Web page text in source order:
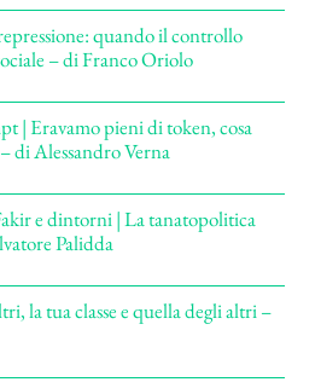
quando il controllo
– di Franco Oriolo
| Eravamo pieni di token, cosa
di Alessandro Verna
e dintorni | La tanatopolitica
Palidda
la tua classe e quella degli altri –